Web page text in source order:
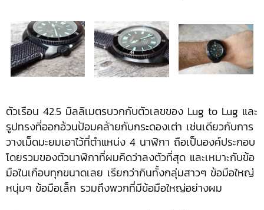
ตัวเรือน 42.5 มิลลิเมตรบวกกับตัวเลขของ Lug to Lug และ
รูปทรงที่ออกอ้วนป้อมคล้ายกับกระดองเต่า เช่นเดียวกับการ
วางเม็ดมะยมเอาไว้ที่ตำแหน่ง 4 นาฬิกา ถือเป็นองค์ประกอบ
โดยรวมของตัวนาฬิกาที่ผมคิดว่าลงตัวที่สุด และเหมาะกับข้อ
มือในเกือบทุกขนาดเลย เรียกว่ากินทั้งกลุ่มสาวๆ ข้อมือใหญ่
หนุ่มๆ ข้อมือเล็ก รวมถึงพวกที่มีข้อมือใหญ่อย่างผม